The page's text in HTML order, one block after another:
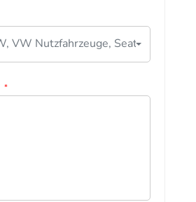
VW Nutzfahrzeuge, Seat
*